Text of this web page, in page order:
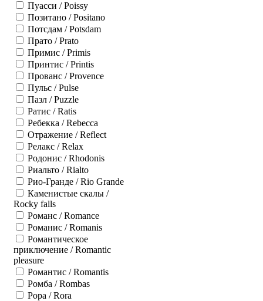
Пуасси / Poissy
Позитано / Positano
Потсдам / Potsdam
Прато / Prato
Примис / Primis
Принтис / Printis
Прованс / Provence
Пульс / Pulse
Пазл / Puzzle
Ратис / Ratis
Ребекка / Rebecca
Отражение / Reflect
Релакс / Relax
Родонис / Rhodonis
Риальто / Rialto
Рио-Гранде / Rio Grande
Каменистые скалы /
Rocky falls
Романс / Romance
Романис / Romanis
Романтическое
приключение / Romantic
pleasure
Романтис / Romantis
Ромба / Rombas
Рора / Rora